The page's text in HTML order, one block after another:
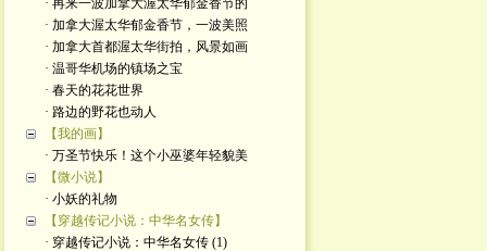
· 再来一波加拿大渥太华郁金香节的
· 加拿大渥太华郁金香节，一波美照
· 加拿大首都渥太华街拍，风景如画
· 温哥华机场的镇场之宝
· 春天的花花世界
· 路边的野花也动人
【我的画】
· 万圣节快乐！这个小巫婆年轻貌美
【微小说】
· 小妖的礼物
【穿越传记小说：中华名女传】
· 穿越传记小说：中华名女传 (1)